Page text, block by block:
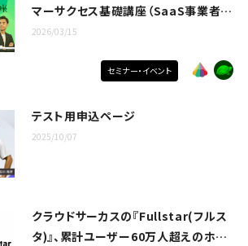
マーサクセス基礎講座（SaaS事業者向
け）
2026/03/15
セミナー・イベント
テスト用申込ページ
2025/10/07
クラウドサーカスの『Fullstar(フルス
タ)』、累計ユーザー60万人超えのホー